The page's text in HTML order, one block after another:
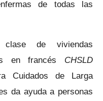
de todas las
de viviendas
en francés CHSLD
Cuidados de Larga
da ayuda a personas